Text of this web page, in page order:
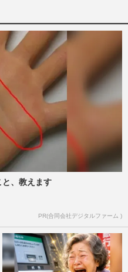
、教えます
PR(合同会社デジタルファーム )